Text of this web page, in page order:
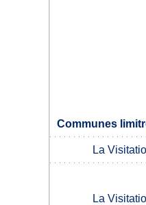
Communes
La
La